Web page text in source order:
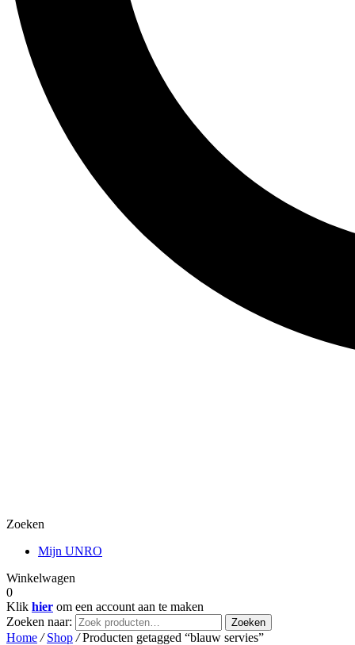
Zoeken
Mijn UNRO
Winkelwagen
0
Klik hier om een account aan te maken
Zoeken naar:
Zoeken
Home / Shop /Producten getagged “blauw servies”